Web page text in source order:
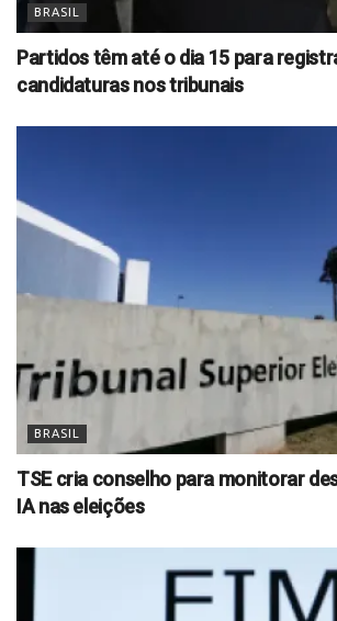
BRASIL
Partidos têm até o dia 15 para
candidaturas nos tribunais
BRASIL
TSE cria conselho para monitorar
IA nas eleições